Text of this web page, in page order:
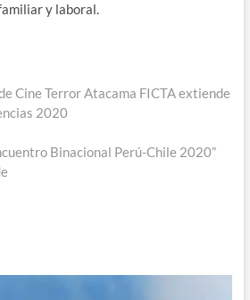
y laboral.
Cine Terror Atacama FICTA extiende
2020
Binacional Perú-Chile 2020”